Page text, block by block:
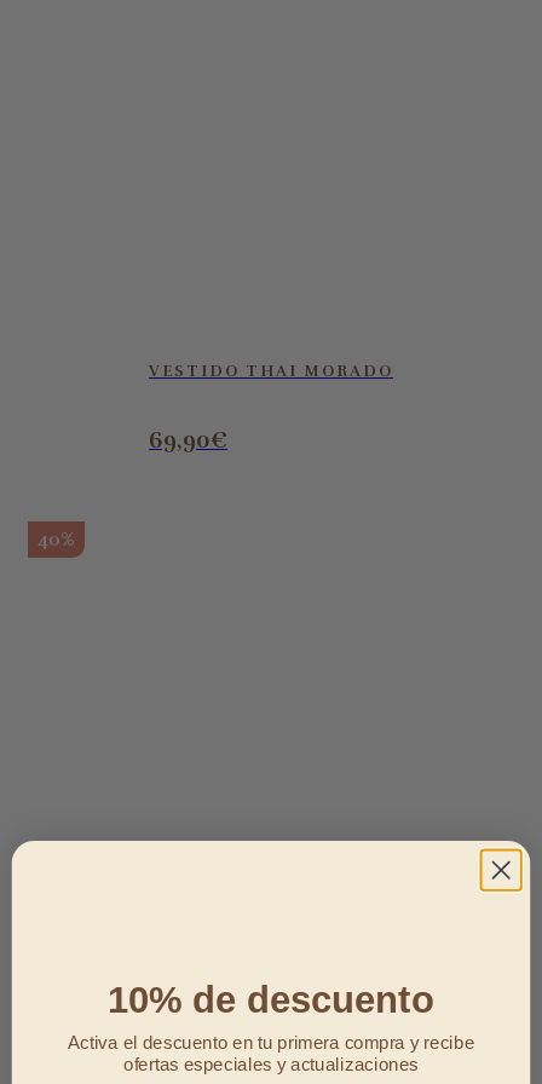
VESTIDO THAI MORADO
69,90€
40%
CAMISA CORTA MORADA
10% de descuento
Activa el descuento en tu primera compra y recibe
ofertas especiales y actualizaciones